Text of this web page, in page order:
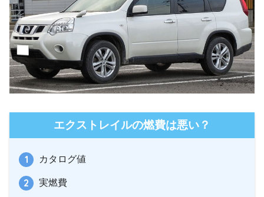
エクストレイルの燃費は悪い？
カタログ値
実燃費